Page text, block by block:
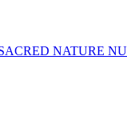
NATURE